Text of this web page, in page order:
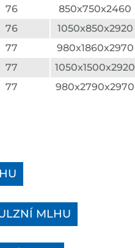
76 850x750x2460
76 1050x850x2920
77 980x1860x2970
77 1050x1500x2920
77 980x2790x2970
MLHU